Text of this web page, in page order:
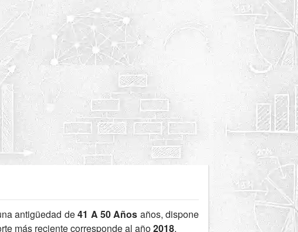
antigüedad de41 A 50 Años años, dispone
más reciente corresponde al año2018.